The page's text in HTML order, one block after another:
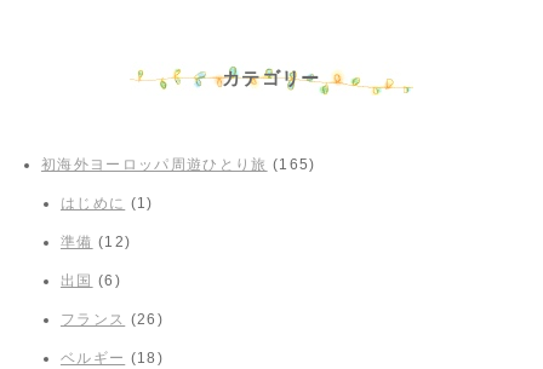
カテゴリー
初海外ヨーロッパ周遊ひとり旅 (165)
はじめに (1)
準備 (12)
出国 (6)
フランス (26)
ベルギー (18)